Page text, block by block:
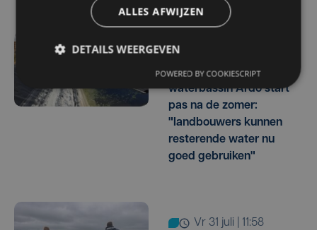
Herstel lek in
waterbassin Ardo start
pas na de zomer:
"landbouwers kunnen
resterende water nu
goed gebruiken"
vr 31 juli | 11:58
ALLES AFWIJZEN
DETAILS WEERGEVEN
POWERED BY COOKIESCRIPT